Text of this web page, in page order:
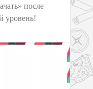
после
уровень!